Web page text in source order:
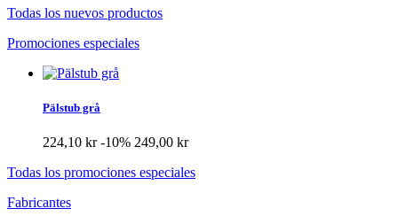
Todas los nuevos productos
Promociones especiales
Pälstub grå
224,10 kr-10% 249,00 kr
Todas los promociones especiales
Fabricantes